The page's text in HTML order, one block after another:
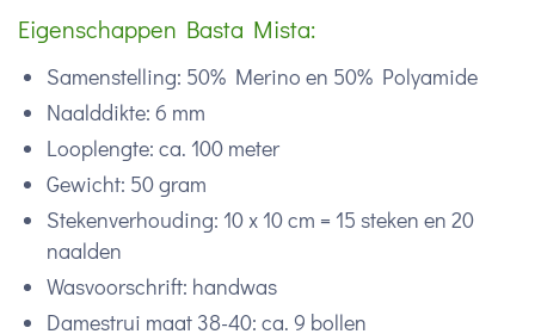
Eigenschappen Basta Mista:
Samenstelling: 50% Merino en 50% Polyamide
Naalddikte: 6 mm
Looplengte: ca. 100 meter
Gewicht: 50 gram
Stekenverhouding: 10 x 10 cm = 15 steken en 20
naalden
Wasvoorschrift: handwas
Damestrui maat 38-40: ca. 9 bollen